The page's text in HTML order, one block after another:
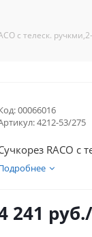
с телеск.
00066016
4212-53/275
RACO
241 руб.